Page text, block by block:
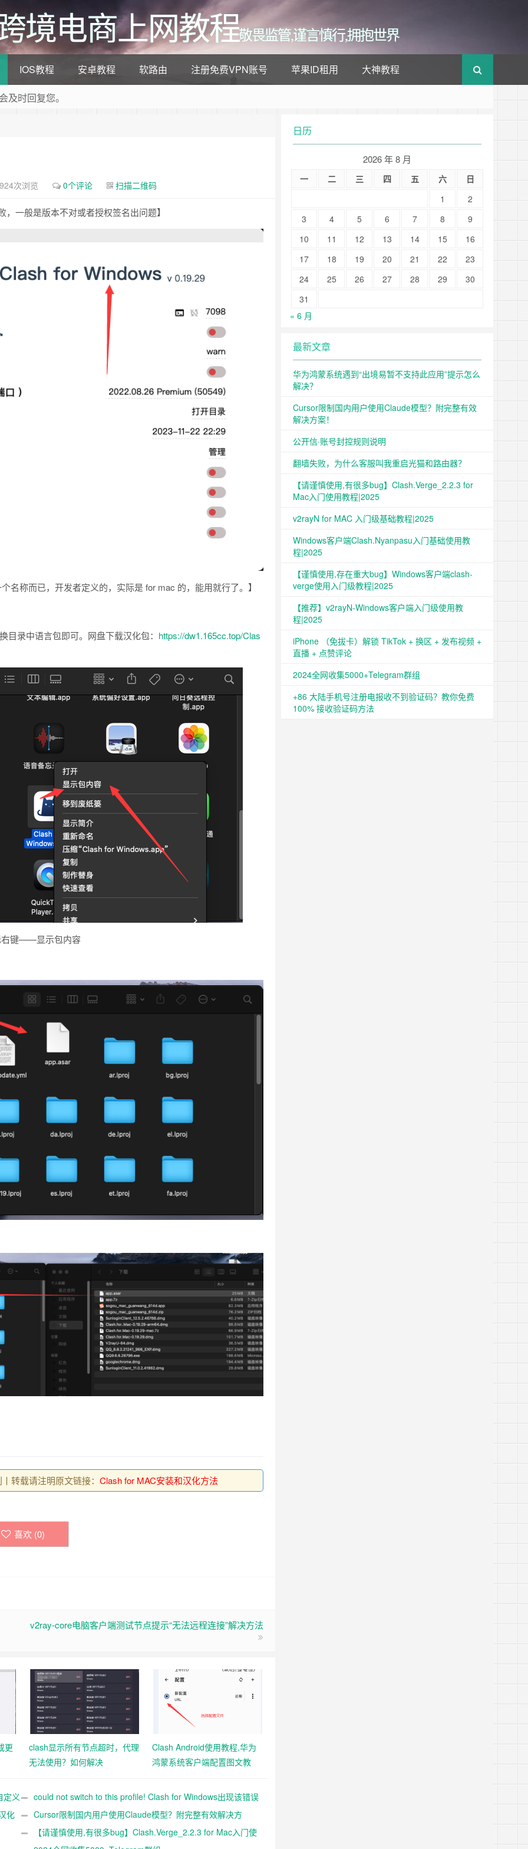
境电商上网教程敬畏监管,谨言慎行,拥抱世界
IOS教程 安卓教程 软路由 注册免费VPN账号 苹果ID租用
大神教程
时回复您。
次浏览 0个评论 扫描二维码
一般是版本不对或者授权签名出问题】
名称而已，开发者定义的，实际是 for mac 的，能用就行了。】
录中语言包即可。网盘下载汉化包： https://dw1.165cc.top/Clas
右键——显示包内容
转载请注明原文链接： Clash for MAC安装和汉化方法
喜欢 (0)
v2ray-core电脑客户端测试节点提示“无法远程连接”解决方法
更
clash显示所有节点超时，代理
无法使用？如何解决
Clash Android使用教程,华为
鸿蒙系统客户端配置图文教
文教程
定义
could not switch to this profile! Clash for Windows出现该错误
如何修复？
化
Cursor限制国内用户使用Claude模型？附完整有效解决方
案！
【请谨慎使用,有很多bug】Clash.Verge_2.2.3 for Mac入门使
日历
2026 年 8 月
一 二 三 四 五 六
日
1
2
3
4 5 6 7 8
9
10
11 12 13 14 15
16
17
18 19 20 21 22
23
24
25 26 27 28 29
30
31
« 6 月
最新文章
华为鸿蒙系统遇到“出境易暂不支持此应用”提示怎么
解决？
Cursor限制国内用户使用Claude模型？附完整有效
解决方案！
公开信·账号封控规则说明
翻墙失败，为什么客服叫我重启光猫和路由器？
【请谨慎使用,有很多bug】Clash.Verge_2.2.3 for
Mac入门使用教程|2025
v2rayN for MAC 入门级基础教程|2025
Windows客户端Clash.Nyanpasu入门基础使用教
程|2025
【谨慎使用,存在重大bug】Windows客户端clash-
verge使用入门级教程|2025
【推荐】v2rayN-Windows客户端入门级使用教
程|2025
iPhone （免拔卡）解锁 TikTok + 换区 + 发布视频 +
直播 + 点赞评论
2024全网收集5000+Telegram群组
+86 大陆手机号注册电报收不到验证码？教你免费
100% 接收验证码方法